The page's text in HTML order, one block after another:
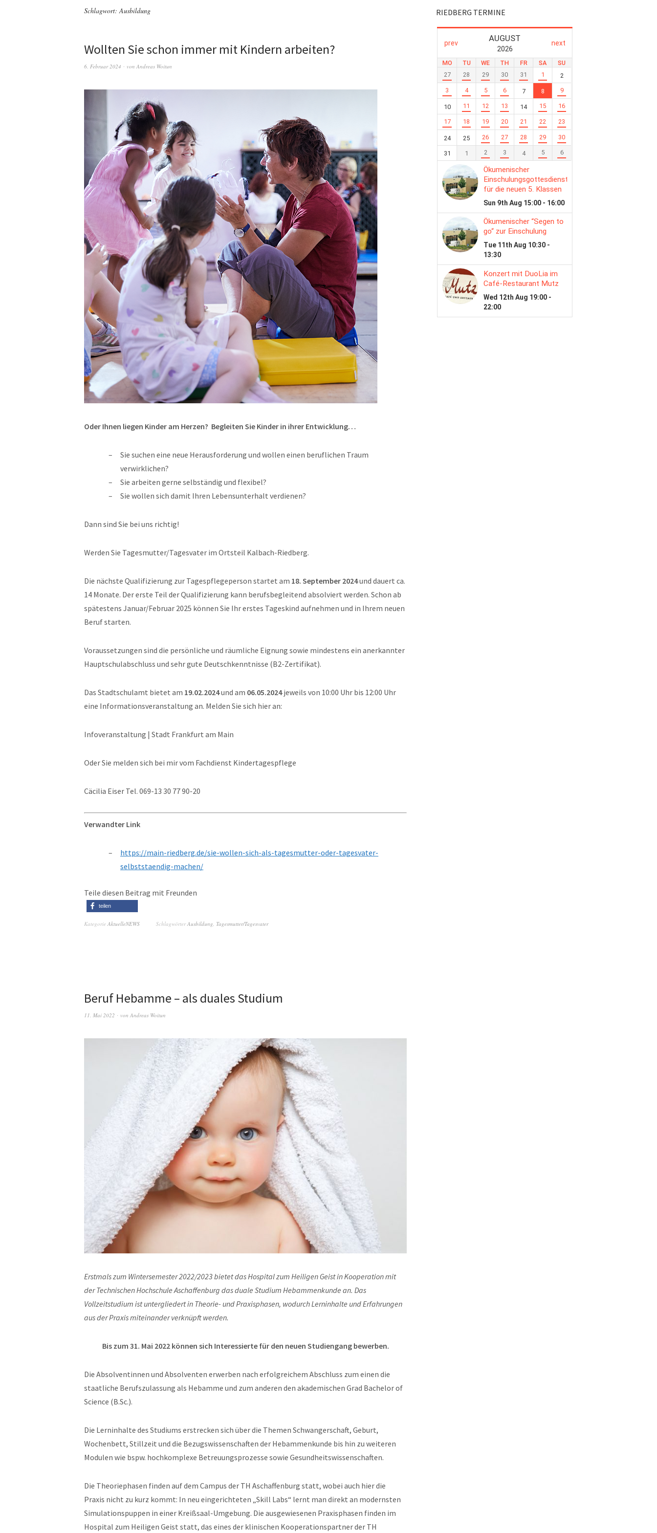
Schlagwort:Ausbildung
Wollten Sie schon immer mit Kindern arbeiten?
6. Februar 2024 von Andreas Woitun
Oder Ihnen liegen Kinder am Herzen? Begleiten Sie Kinder in ihrer Entwicklung…
Sie suchen eine neue Herausforderung und wollen einen beruflichen Traum
verwirklichen?
Sie arbeiten gerne selbständig und flexibel?
Sie wollen sich damit Ihren Lebensunterhalt verdienen?
Dann sind Sie bei uns richtig!
Werden Sie Tagesmutter/Tagesvater im Ortsteil Kalbach-Riedberg.
Die nächste Qualifizierung zur Tagespflegeperson startet am 18. September 2024und dauert ca.
14 Monate. Der erste Teil der Qualifizierung kann berufsbegleitend absolviert werden. Schon ab
spätestens Januar/Februar 2025 können Sie Ihr erstes Tageskind aufnehmen und in Ihrem neuen
Beruf starten.
Voraussetzungen sind die persönliche und räumliche Eignung sowie mindestens ein anerkannter
Hauptschulabschluss und sehr gute Deutschkenntnisse (B2-Zertifikat).
Das Stadtschulamt bietet am 19.02.2024und am 06.05.2024jeweils von 10:00 Uhr bis 12:00 Uhr
eine Informationsveranstaltung an. Melden Sie sich hier an:
Infoveranstaltung | Stadt Frankfurt am Main
Oder Sie melden sich bei mir vom Fachdienst Kindertagespflege
Cäcilia Eiser Tel. 069-13 30 77 90-20
Verwandter Link
https://main-riedberg.de/sie-wollen-sich-als-tagesmutter-oder-tagesvater-
selbststaendig-machen/
Teile diesen Beitrag mit Freunden
teilen
Kategorie AktuelleNEWS SchlagwörterAusbildung, Tagesmutter/Tagesvater
Beruf Hebamme – als duales Studium
11. Mai 2022 von Andreas Woitun
Erstmals zum Wintersemester 2022/2023 bietet das Hospital zum Heiligen Geist in Kooperation mit
der Technischen Hochschule Aschaffenburg das duale Studium Hebammenkunde an. Das
Vollzeitstudium ist untergliedert in Theorie- und Praxisphasen, wodurch Lerninhalte und Erfahrungen
aus der Praxis miteinander verknüpft werden.
Bis zum 31. Mai 2022 können sich Interessierte für den neuen Studiengang bewerben.
Die Absolventinnen und Absolventen erwerben nach erfolgreichem Abschluss zum einen die
staatliche Berufszulassung als Hebamme und zum anderen den akademischen Grad Bachelor of
Science (B.Sc.).
Die Lerninhalte des Studiums erstrecken sich über die Themen Schwangerschaft, Geburt,
Wochenbett, Stillzeit und die Bezugswissenschaften der Hebammenkunde bis hin zu weiteren
Modulen wie bspw. hochkomplexe Betreuungsprozesse sowie Gesundheitswissenschaften.
Die Theoriephasen finden auf dem Campus der TH Aschaffenburg statt, wobei auch hier die
Praxis nicht zu kurz kommt: In neu eingerichteten „Skill Labs“ lernt man direkt an modernsten
Simulationspuppen in einer Kreißsaal-Umgebung. Die ausgewiesenen Praxisphasen finden im
Hospital zum Heiligen Geist statt, das eines der klinischen Kooperationspartner der TH
RIEDBERG TERMINE